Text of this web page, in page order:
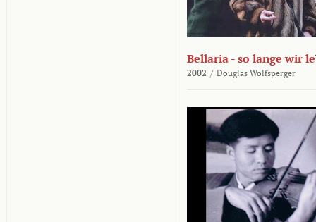
Bellaria - so lange wir
2002 / Douglas Wolfsperger